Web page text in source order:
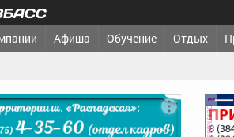
Афиша Обучение Отдых
реклама